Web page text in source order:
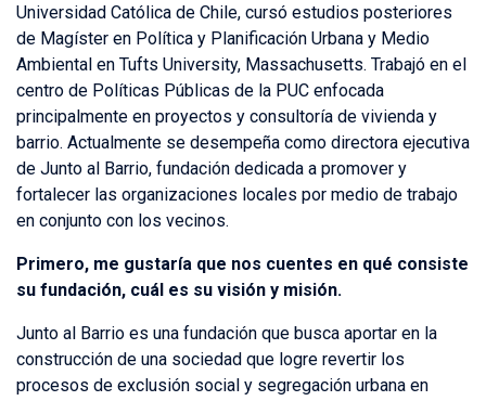
Universidad Católica de Chile, cursó estudios posteriores
de Magíster en Política y Planificación Urbana y Medio
Ambiental en Tufts University, Massachusetts. Trabajó en el
centro de Políticas Públicas de la PUC enfocada
principalmente en proyectos y consultoría de vivienda y
barrio. Actualmente se desempeña como directora ejecutiva
de Junto al Barrio, fundación dedicada a promover y
fortalecer las organizaciones locales por medio de trabajo
en conjunto con los vecinos.
Primero, me gustaría que nos cuentes en qué consiste
su fundación, cuál es su visión y misión.
Junto al Barrio es una fundación que busca aportar en la
construcción de una sociedad que logre revertir los
procesos de exclusión social y segregación urbana en